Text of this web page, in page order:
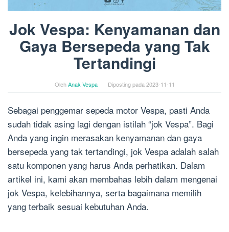
Jok Vespa: Kenyamanan dan
Gaya Bersepeda yang Tak
Tertandingi
OlehAnak Vespa Diposting pada 2023-11-11
Sebagai penggemar sepeda motor Vespa, pasti Anda
sudah tidak asing lagi dengan istilah “jok Vespa”. Bagi
Anda yang ingin merasakan kenyamanan dan gaya
bersepeda yang tak tertandingi, jok Vespa adalah salah
satu komponen yang harus Anda perhatikan. Dalam
artikel ini, kami akan membahas lebih dalam mengenai
jok Vespa, kelebihannya, serta bagaimana memilih
yang terbaik sesuai kebutuhan Anda.